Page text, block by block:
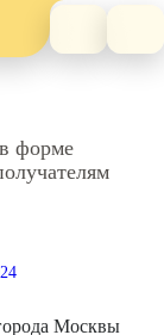
форме
Москвы